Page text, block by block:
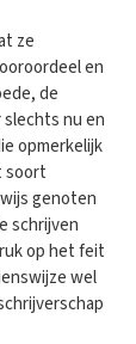
ze
en
de
nu en
opmerkelijk
soort
genoten
schrijven
op het feit
wel